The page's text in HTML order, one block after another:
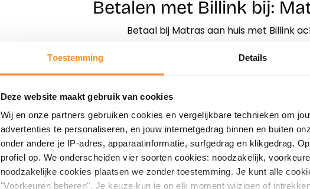
Toestemming Details
Deze website maakt gebruik van cookies
Wij en onze partners gebruiken cookies en vergelijkbare technieken om
advertenties te personaliseren, en jouw internetgedrag binnen en buiten
onder andere je IP-adres, apparaatinformatie, surfgedrag en klikgedrag.
profiel op. We onderscheiden vier soorten cookies: noodzakelijk,
noodzakelijke cookies plaatsen we zonder toestemming. Je kunt alle
"Voorkeuren beheren". Je keuze kun je op elk moment wijzigen of
Betalen met Billink bij:
Betaal bij Matras aan huis met Billink
Direct shoppen